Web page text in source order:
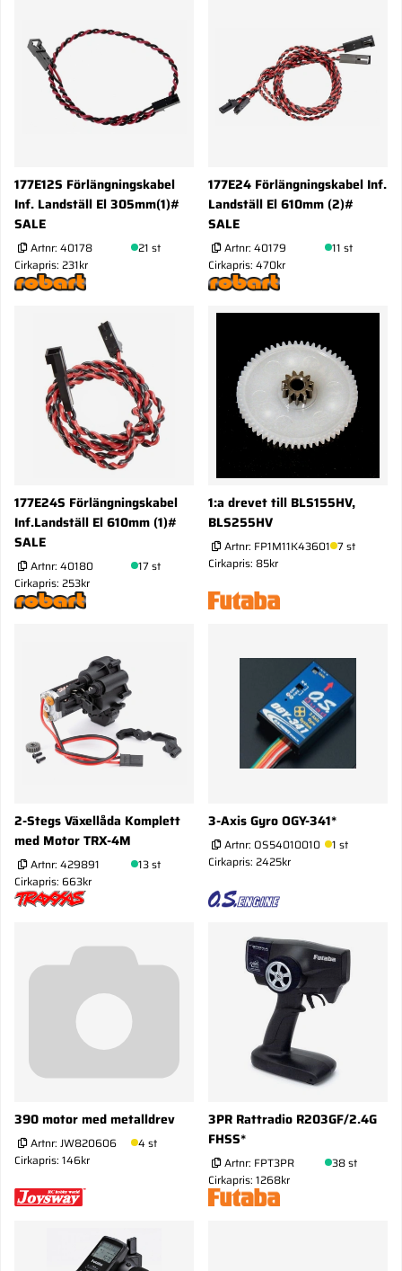
177E12S Förlängningskabel
Inf. Landställ El 305mm(1)#
SALE
Artnr: 40178
21 st
Cirkapris: 231kr
177E24 Förlängningskabel Inf.
Landställ El 610mm (2)#
SALE
Artnr: 40179
11 st
Cirkapris: 470kr
177E24S Förlängningskabel
Inf.Landställ El 610mm (1)#
SALE
Artnr: 40180
17 st
Cirkapris: 253kr
1:a drevet till BLS155HV,
BLS255HV
Artnr: FP1M11K43601 7 st
Cirkapris: 85kr
2-Stegs Växellåda Komplett
med Motor TRX-4M
Artnr: 429891
13 st
Cirkapris: 663kr
3-Axis Gyro OGY-341*
Artnr: OS54010010
1 st
Cirkapris: 2425kr
390 motor med metalldrev
Artnr: JW820606
4 st
Cirkapris: 146kr
3PR Rattradio R203GF/2.4G
FHSS*
Artnr: FPT3PR
38 st
Cirkapris: 1268kr